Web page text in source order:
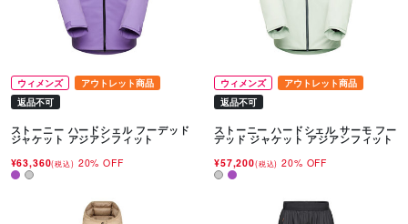
ウィメンズ
アウトレット商品
返品不可
ストーニー ハードシェル フーデッド
ジャケット アジアンフィット
¥63,360(税込) 20% OFF
ウィメンズ
アウトレット商品
返品不可
ストーニー ハードシェル サーモ フー
デッド ジャケット アジアンフィット
¥57,200(税込) 20% OFF